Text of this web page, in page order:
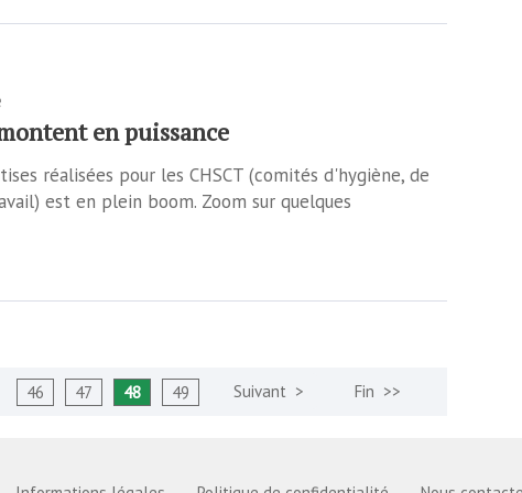
en puissance
réalisées pour les CHSCT (comités d'hygiène, de
est en plein boom. Zoom sur quelques
46 47 48 49